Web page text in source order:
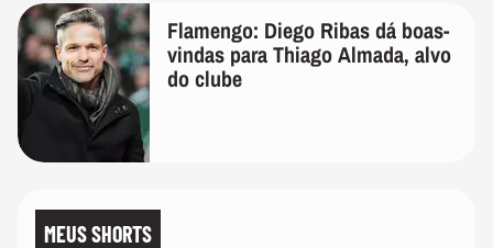
Flamengo: Diego Ribas dá boas-
vindas para Thiago Almada, alvo
do clube
MEUS SHORTS